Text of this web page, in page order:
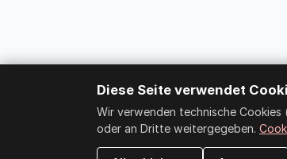
Diese Seite verwendet
Wir verwenden technische
oder an Dritte weitergegeben.